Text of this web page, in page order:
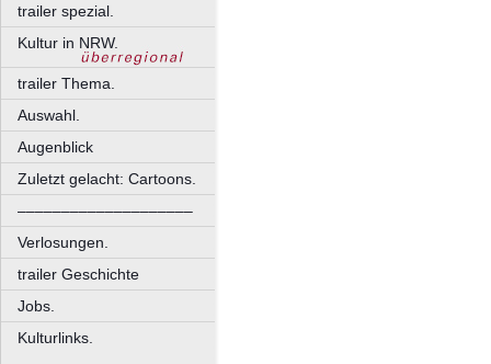
trailer spezial.
Kultur in NRW.
trailer Thema.
Auswahl.
Augenblick
Zuletzt gelacht: Cartoons.
––––––––––––––––––––
Verlosungen.
trailer Geschichte
Jobs.
Kulturlinks.